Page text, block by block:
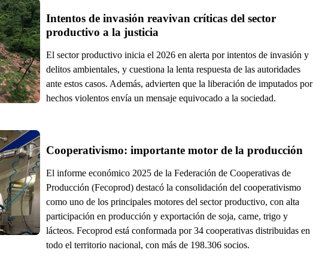
Intentos de invasión reavivan críticas del sector
El sector productivo inicia el 2026 en alerta por intentos de invasión y
delitos ambientales, y cuestiona la lenta respuesta de las autoridades
ante estos casos. Además, advierten que la liberación de imputados por
hechos violentos envía un mensaje equivocado a la sociedad.
Cooperativismo: importante motor de la producción
El informe económico 2025 de la Federación de Cooperativas de
Producción (Fecoprod) destacó la consolidación del cooperativismo
como uno de los principales motores del sector productivo, con alta
participación en producción y exportación de soja, carne, trigo y
lácteos. Fecoprod está conformada por 34 cooperativas distribuidas en
todo el territorio nacional, con más de 198.306 socios.